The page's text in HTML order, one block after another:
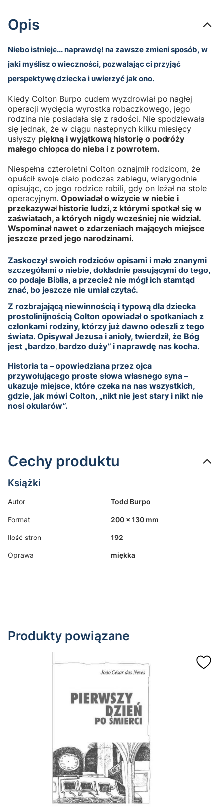
Opis
Niebo istnieje... naprawdę! na zawsze zmieni sposób, w
jaki myślisz o wieczności, pozwalając ci przyjąć
perspektywę dziecka i uwierzyć jak ono.
Kiedy Colton Burpo cudem wyzdrowiał po nagłej
operacji wycięcia wyrostka robaczkowego, jego
rodzina nie posiadała się z radości. Nie spodziewała
się jednak, że w ciągu następnych kilku miesięcy
usłyszy piękną i wyjątkową historię o podróży
małego chłopca do nieba i z powrotem.
Niespełna czteroletni Colton oznajmił rodzicom, że
opuścił swoje ciało podczas zabiegu, wiarygodnie
opisując, co jego rodzice robili, gdy on leżał na stole
operacyjnym. Opowiadał o wizycie w niebie i
przekazywał historie ludzi, z którymi spotkał się w
zaświatach, a których nigdy wcześniej nie widział.
Wspominał nawet o zdarzeniach mających miejsce
jeszcze przed jego narodzinami.
Zaskoczył swoich rodziców opisami i mało znanymi
szczegółami o niebie, dokładnie pasującymi do tego,
co podaje Biblia, a przecież nie mógł ich stamtąd
znać, bo jeszcze nie umiał czytać.
Z rozbrajającą niewinnością i typową dla dziecka
prostolinijnością Colton opowiadał o spotkaniach z
członkami rodziny, którzy już dawno odeszli z tego
świata. Opisywał Jezusa i anioły, twierdził, że Bóg
jest „bardzo, bardzo duży” i naprawdę nas kocha.
Historia ta – opowiedziana przez ojca
przywołującego proste słowa własnego syna –
ukazuje miejsce, które czeka na nas wszystkich,
gdzie, jak mówi Colton, „nikt nie jest stary i nikt nie
nosi okularów”.
Cechy produktu
Książki
Autor Todd Burpo
Format 200 x 130 mm
Ilość stron 192
Oprawa miękka
Produkty powiązane